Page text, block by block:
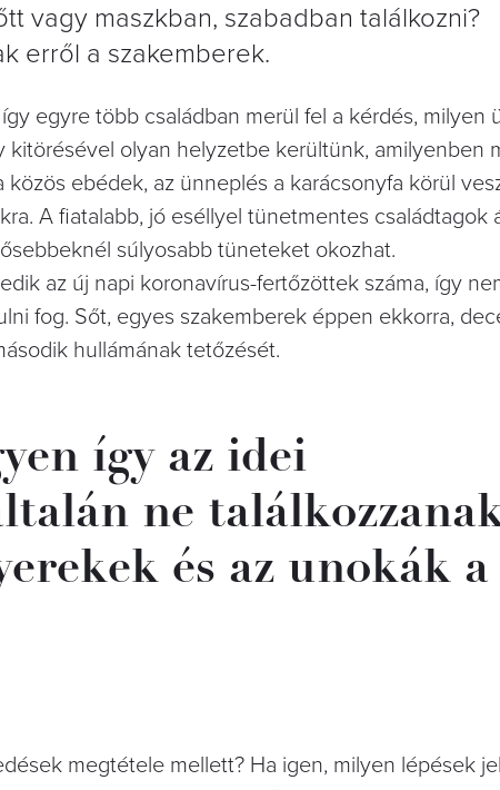
vagy maszkban, szabadban találkozni?
erről a szakemberek.
egyre több családban merül fel a kérdés, milyen
olyan helyzetbe kerültünk, amilyenben
ebédek, az ünneplés a karácsonyfa körül
A fiatalabb, jó eséllyel tünetmentes családtagok
súlyosabb tüneteket okozhat.
az új napi koronavírus-fertőzöttek száma, így
fog. Sőt, egyes szakemberek éppen ekkorra,
hullámának tetőzését.
így az idei
ne
és az unokák a
megtétele mellett? Ha igen, milyen lépések